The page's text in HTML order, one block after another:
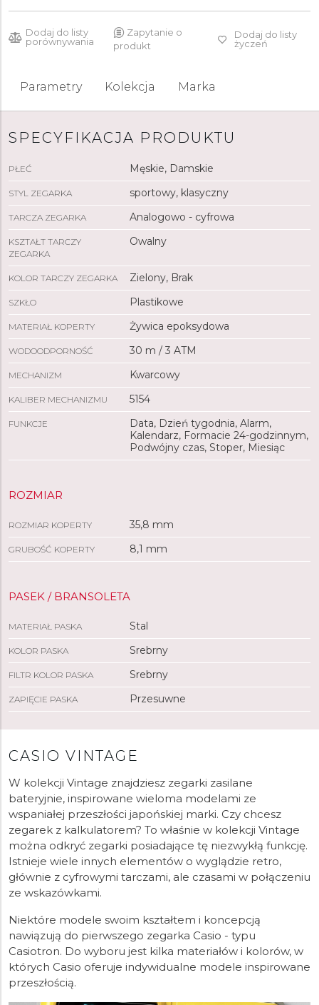
Dodaj do listy
porównywania
Zapytanie o
produkt
Dodaj do listy
życzeń
Parametry Kolekcja Marka
SPECYFIKACJA PRODUKTU
PŁEĆ Męskie, Damskie
STYL ZEGARKA sportowy, klasyczny
TARCZA ZEGARKA Analogowo - cyfrowa
KSZTAŁT TARCZY
ZEGARKA
Owalny
KOLOR TARCZY ZEGARKA Zielony, Brak
SZKŁO Plastikowe
MATERIAŁ KOPERTY Żywica epoksydowa
WODOODPORNOŚĆ 30 m / 3 ATM
MECHANIZM Kwarcowy
KALIBER MECHANIZMU 5154
FUNKCJE
Data, Dzień tygodnia, Alarm,
Kalendarz, Formacie 24-godzinnym,
Podwójny czas, Stoper, Miesiąc
ROZMIAR
ROZMIAR KOPERTY 35,8 mm
GRUBOŚĆ KOPERTY 8,1 mm
PASEK / BRANSOLETA
MATERIAŁ PASKA Stal
KOLOR PASKA Srebrny
FILTR KOLOR PASKA Srebrny
ZAPIĘCIE PASKA Przesuwne
CASIO VINTAGE
W kolekcji Vintage znajdziesz zegarki zasilane
bateryjnie, inspirowane wieloma modelami ze
wspaniałej przeszłości japońskiej marki. Czy chcesz
zegarek z kalkulatorem? To właśnie w kolekcji Vintage
można odkryć zegarki posiadające tę niezwykłą funkcję.
Istnieje wiele innych elementów o wyglądzie retro,
głównie z cyfrowymi tarczami, ale czasami w połączeniu
ze wskazówkami.
Niektóre modele swoim kształtem i koncepcją
nawiązują do pierwszego zegarka Casio - typu
Casiotron. Do wyboru jest kilka materiałów i kolorów, w
których Casio oferuje indywidualne modele inspirowane
przeszłością.